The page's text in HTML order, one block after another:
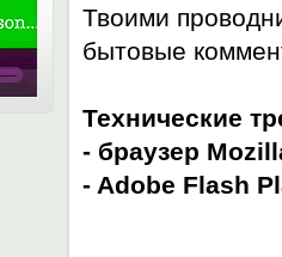
Твоими
бытовые
Технические
- браузер
- Adobe Flash